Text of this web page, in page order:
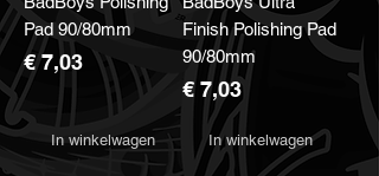
Pad 90/80mm
Prijs
€ 7,03
In winkelwagen
Finish Polishing Pad
90/80mm
Prijs
€ 7,03
In winkelwagen